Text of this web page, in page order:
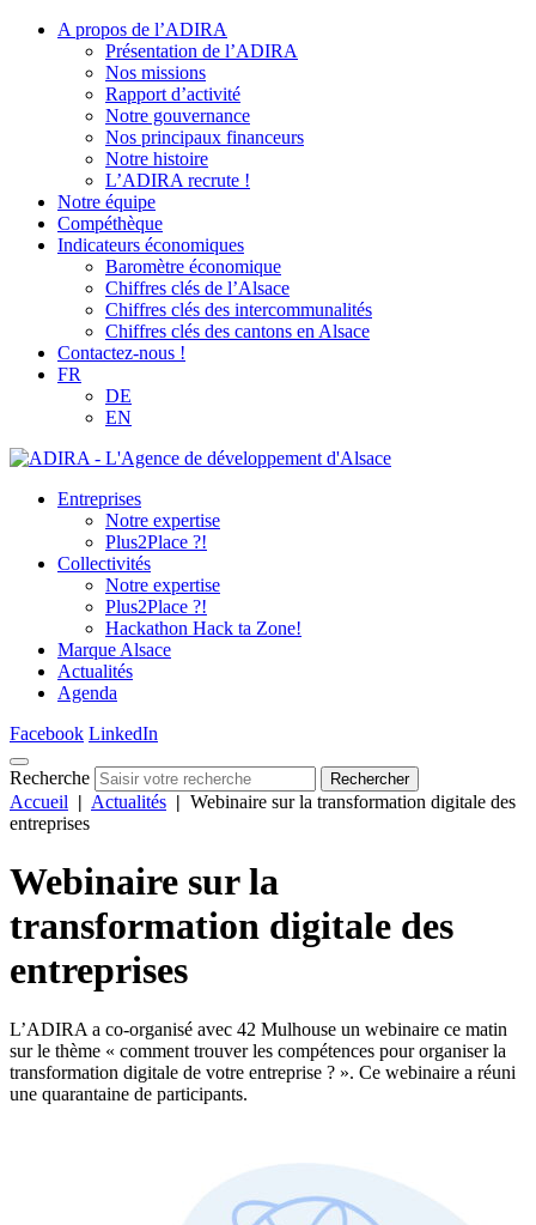
A propos de l’ADIRA
Présentation de l’ADIRA
Nos missions
Rapport d’activité
Notre gouvernance
Nos principaux financeurs
Notre histoire
L’ADIRA recrute !
Notre équipe
Compéthèque
Indicateurs économiques
Baromètre économique
Chiffres clés de l’Alsace
Chiffres clés des intercommunalités
Chiffres clés des cantons en Alsace
Contactez-nous !
FR
DE
EN
Entreprises
Notre expertise
Plus2Place ?!
Collectivités
Notre expertise
Plus2Place ?!
Hackathon Hack ta Zone!
Marque Alsace
Actualités
Agenda
Facebook LinkedIn
Recherche Rechercher
Accueil | Actualités | Webinaire sur la transformation digitale des
entreprises
Webinaire sur la
transformation digitale des
entreprises
L’ADIRA a co-organisé avec 42 Mulhouse un webinaire ce matin
sur le thème « comment trouver les compétences pour organiser la
transformation digitale de votre entreprise ? ». Ce webinaire a réuni
une quarantaine de participants.